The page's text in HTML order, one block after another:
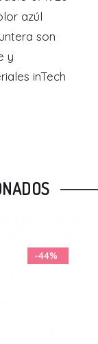
azúl
son
y
inTech
-12%